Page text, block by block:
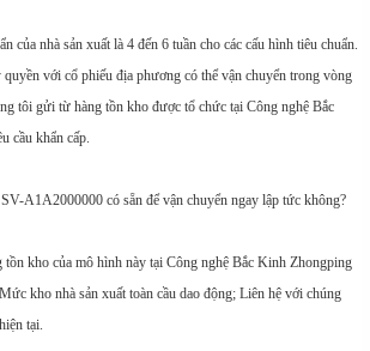
của nhà sản xuất là 4 đến 6 tuần cho các cấu hình tiêu chuẩn.
với cổ phiếu địa phương có thể vận chuyển trong vòng
tôi gửi từ hàng tồn kho được tổ chức tại Công nghệ Bắc
cầu khẩn cấp.
A1A2000000 có sẵn để vận chuyển ngay lập tức không?
kho của mô hình này tại Công nghệ Bắc Kinh Zhongping
kho nhà sản xuất toàn cầu dao động; Liên hệ với chúng
tại.